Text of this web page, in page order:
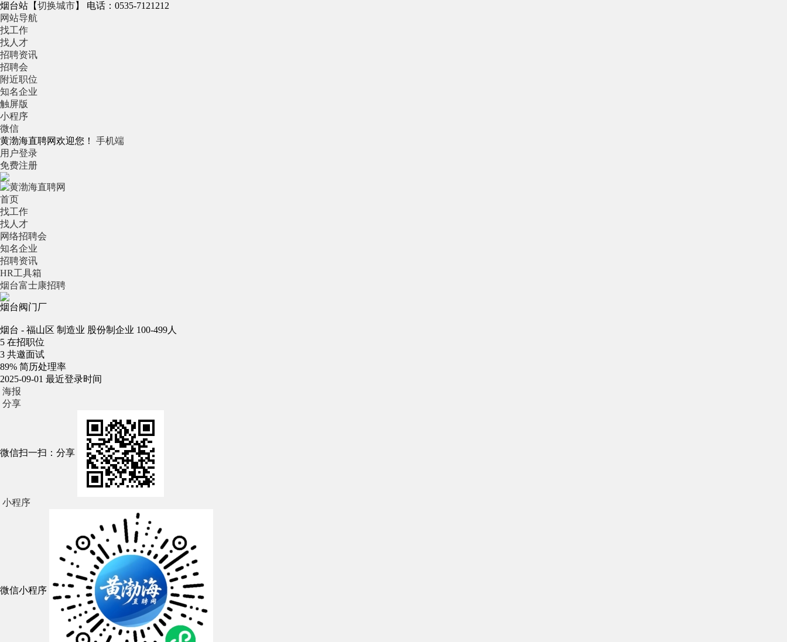
烟台站 【切换城市】
电话：0535-7121212
网站导航
找工作
找人才
招聘资讯
招聘会
附近职位
知名企业
触屏版
小程序
微信
黄渤海直聘网欢迎您！
手机端
用户登录
免费注册
首页
找工作
找人才
网络招聘会
知名企业
招聘资讯
HR工具箱
烟台富士康招聘
烟台阀门厂
烟台 - 福山区 制造业 股份制企业 100-499人
5 在招职位
3 共邀面试
89% 简历处理率
2025-09-01 最近登录时间
海报
分享
微信扫一扫：分享
小程序
微信小程序